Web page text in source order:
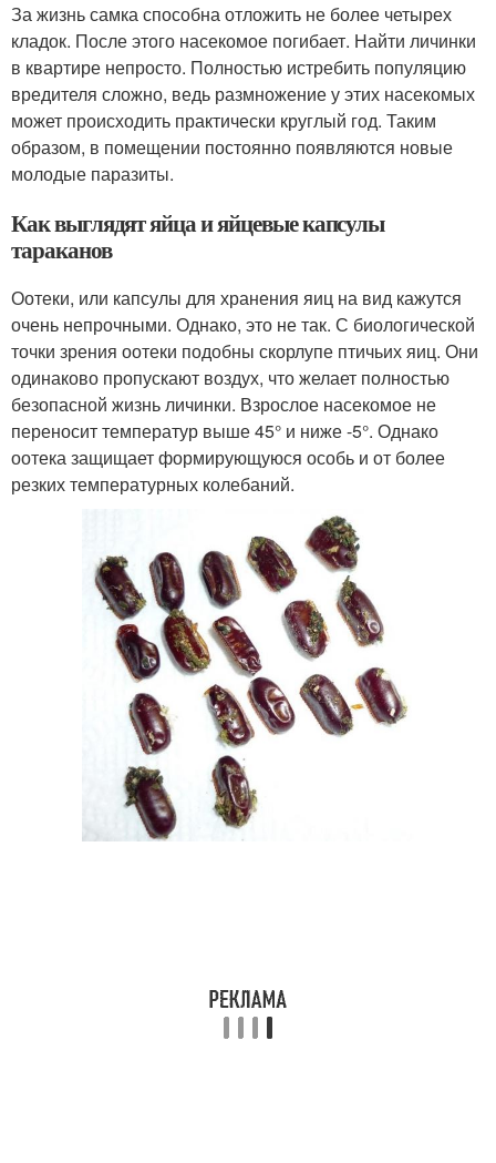
За жизнь самка способна отложить не более четырех
кладок. После этого насекомое погибает. Найти личинки
в квартире непросто. Полностью истребить популяцию
вредителя сложно, ведь размножение у этих насекомых
может происходить практически круглый год. Таким
образом, в помещении постоянно появляются новые
молодые паразиты.
Как выглядят яйца и яйцевые капсулы
тараканов
Оотеки, или капсулы для хранения яиц на вид кажутся
очень непрочными. Однако, это не так. С биологической
точки зрения оотеки подобны скорлупе птичьих яиц. Они
одинаково пропускают воздух, что желает полностью
безопасной жизнь личинки. Взрослое насекомое не
переносит температур выше 45° и ниже -5°. Однако
оотека защищает формирующуюся особь и от более
резких температурных колебаний.